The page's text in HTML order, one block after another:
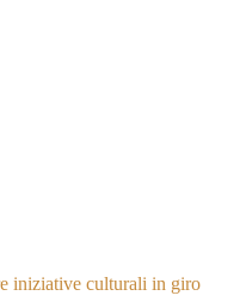
iniziative culturali in giro